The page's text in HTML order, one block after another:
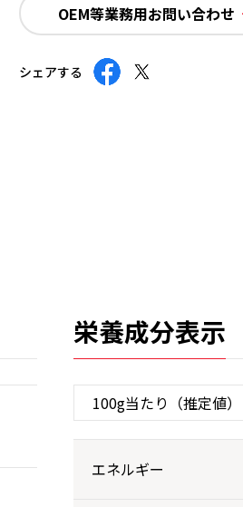
OEM等業務用お問い合わせ
シェアする
栄養成分表示
エネルギー